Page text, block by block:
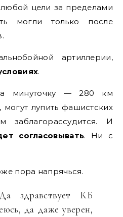
цели за пределами
могли только после
артиллерии,
.
минуточку — 280 км
лупить фашистских
И
согласовывать. Ни с
пора напрячься.
здравствует КБ
да даже уверен,